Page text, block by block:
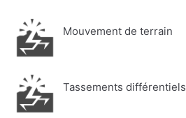
Mouvement de terrain
Tassements différentiels